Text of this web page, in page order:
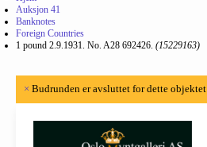
Auksjon 41
Banknotes
Foreign Countries
1 pound 2.9.1931. No. A28 692426. (15229163)
× Budrunden er avsluttet for dette objektet.